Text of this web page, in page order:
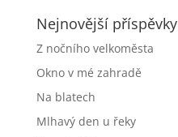
Nejnovější příspěvky
Z nočního velkoměsta
Okno v mé zahradě
Na blatech
Mlhavý den u řeky